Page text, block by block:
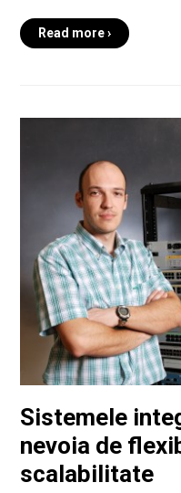
Read more ›
Sistemele
nevoia de
scalabilitate